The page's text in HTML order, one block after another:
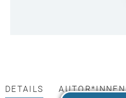
DETAILS AUTOR*INNEN